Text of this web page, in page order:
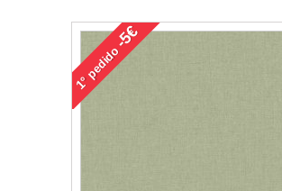
1°
pedido
-5€